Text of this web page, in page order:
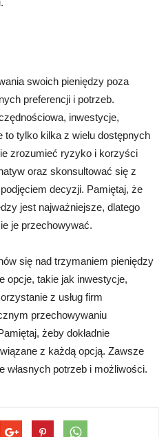
swoich pieniędzy poza
preferencji i potrzeb.
inwestycje,
to tylko kilka z wielu dostępnych
zrozumieć ryzyko i korzyści
oraz skonsultować się z
decyzji. Pamiętaj, że
jest najważniejsze, dlatego
je przechowywać.
się nad trzymaniem pieniędzy
opcje, takie jak inwestycje,
z usług firm
przechowywaniu
żeby dokładnie
z każdą opcją. Zawsze
własnych potrzeb i możliwości.